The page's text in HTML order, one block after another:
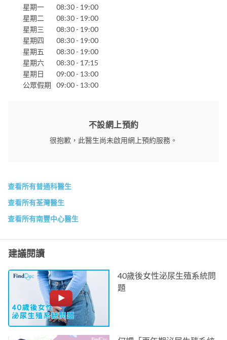
星期一
08:30 - 19:00
星期二
08:30 - 19:00
星期三
08:30 - 19:00
星期四
08:30 - 19:00
星期五
08:30 - 19:00
星期六
08:30 - 17:15
星期日
09:00 - 13:00
公眾假期
09:00 - 13:00
不設網上預約
很抱歉，此醫生尚未啟用網上預約服務。
查看所有普通科醫生
查看所有荃灣醫生
查看所有南豐中心醫生
建議閱讀
40歲後女性泌尿生殖系統問
題